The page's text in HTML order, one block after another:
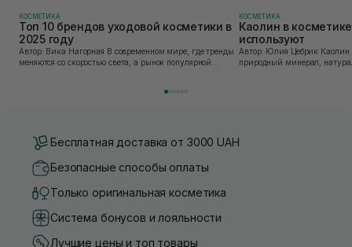
КОСМЕТИКА
Топ 10 брендов уходовой косметики в
2025 году
Автор: Вика Нагорная В современном мире, где тренды
меняются со скоростью света, а рынок популярной
КОСМЕТИКА
Каолин в
используют
Автор: Юлия Цебрик Каолин в косметологии – это
природный минерал,
Бесплатная доставка от 3000 UAH
Безопасные способы оплаты
Только оригинальная косметика
Система бонусов и лояльности
Лучшие цены и топ товары